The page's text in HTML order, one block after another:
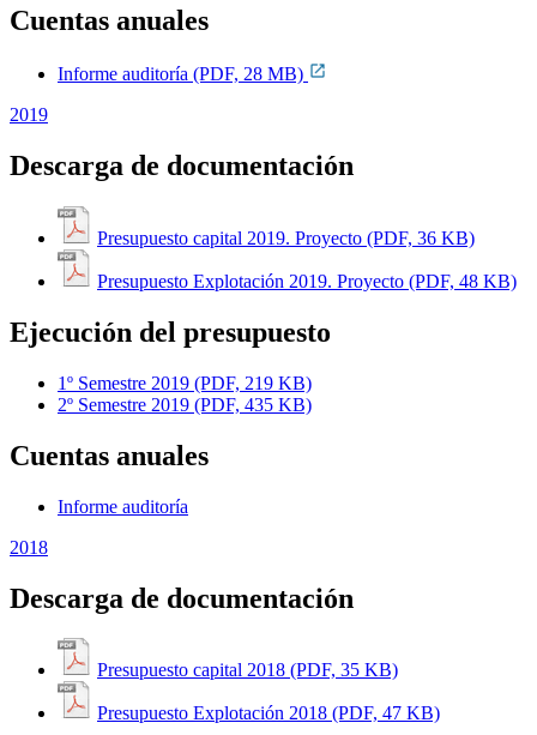
Cuentas anuales
Informe auditoría (PDF, 28 MB)
2019
Descarga de documentación
Presupuesto capital 2019. Proyecto (PDF, 36 KB)
Presupuesto Explotación 2019. Proyecto (PDF, 48 KB)
Ejecución del presupuesto
1º Semestre 2019 (PDF, 219 KB)
2º Semestre 2019 (PDF, 435 KB)
Cuentas anuales
Informe auditoría
2018
Descarga de documentación
Presupuesto capital 2018 (PDF, 35 KB)
Presupuesto Explotación 2018 (PDF, 47 KB)